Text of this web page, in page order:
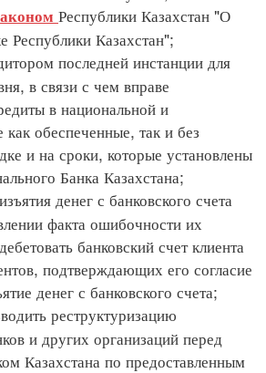
Республики Казахстан "О
Республики Казахстан";
последней инстанции для
в связи с чем вправе
в национальной и
обеспеченные, так и без
и на сроки, которые установлены
Банка Казахстана;
денег с банковского счета
факта ошибочности их
банковский счет клиента
подтверждающих его согласие
денег с банковского счета;
реструктуризацию
и других организаций перед
Казахстана по предоставленным